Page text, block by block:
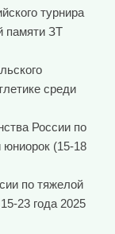
турнира
памяти ЗТ
среди
России по
юниорок (15-18
по тяжелой
23 года 2025